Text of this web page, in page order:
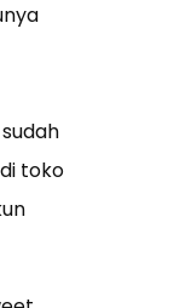
toko